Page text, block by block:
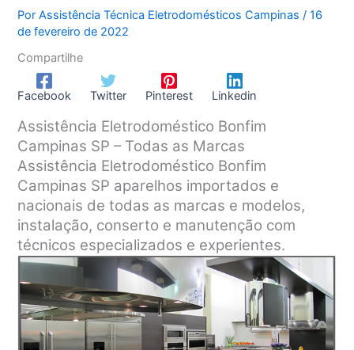
PorAssistência Técnica Eletrodomésticos Campinas/16
de fevereiro de 2022
Compartilhe
Facebook Twitter Pinterest Linkedin
Assistência Eletrodoméstico Bonfim
Campinas SP – Todas as Marcas
Assistência Eletrodoméstico Bonfim
Campinas SP aparelhos importados e
nacionais de todas as marcas e modelos,
instalação, conserto e manutenção com
técnicos especializados e experientes.